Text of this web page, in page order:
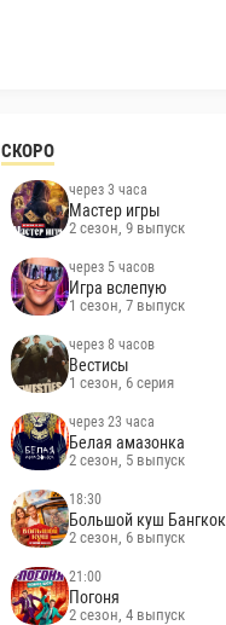
СКОРО
через 3 часа
Мастер игры
2 сезон, 9 выпуск
через 5 часов
Игра вслепую
1 сезон, 7 выпуск
через 8 часов
Вестисы
1 сезон, 6 серия
через 23 часа
Белая амазонка
2 сезон, 5 выпуск
18:30
Большой куш Бангкок
2 сезон, 6 выпуск
21:00
Погоня
2 сезон, 4 выпуск